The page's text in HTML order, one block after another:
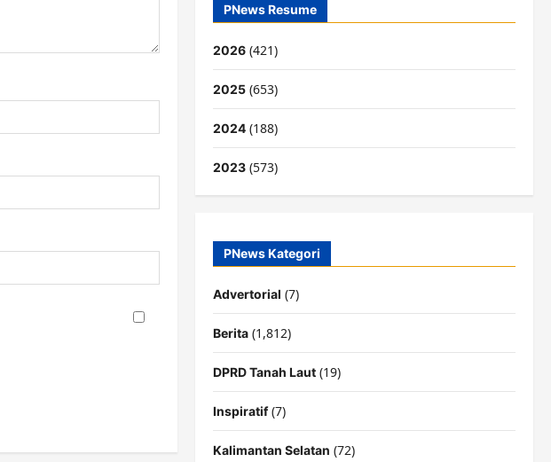
PNews Resume
2026(421)
2025(653)
2024(188)
2023(573)
PNews Kategori
Advertorial (7)
Berita(1,812)
DPRD Tanah Laut(19)
Inspiratif(7)
Kalimantan Selatan (72)